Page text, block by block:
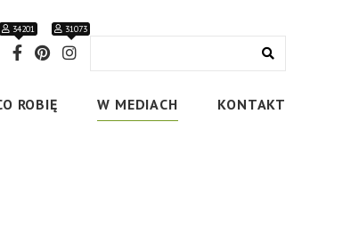
34201 31073
ROBIĘ W MEDIACH KONTAKT